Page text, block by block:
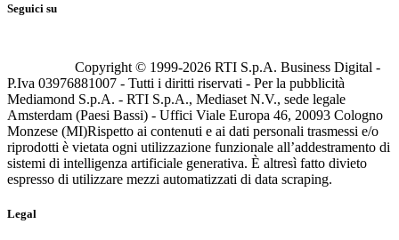
Seguici su
Copyright © 1999-2026 RTI S.p.A. Business Digital -
P.Iva 03976881007 - Tutti i diritti riservati - Per la pubblicità
Mediamond S.p.A. - RTI S.p.A., Mediaset N.V., sede legale
Amsterdam (Paesi Bassi) - Uffici Viale Europa 46, 20093 Cologno
Monzese (MI)Rispetto ai contenuti e ai dati personali trasmessi e/o
riprodotti è vietata ogni utilizzazione funzionale all’addestramento di
sistemi di intelligenza artificiale generativa. È altresì fatto divieto
espresso di utilizzare mezzi automatizzati di data scraping.
Legal